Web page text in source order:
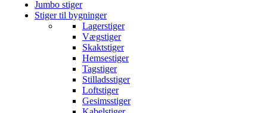
Jumbo stiger
Stiger til bygninger
Lagerstiger
Vægstiger
Skaktstiger
Hemsestiger
Tagstiger
Stilladsstiger
Loftstiger
Gesimsstiger